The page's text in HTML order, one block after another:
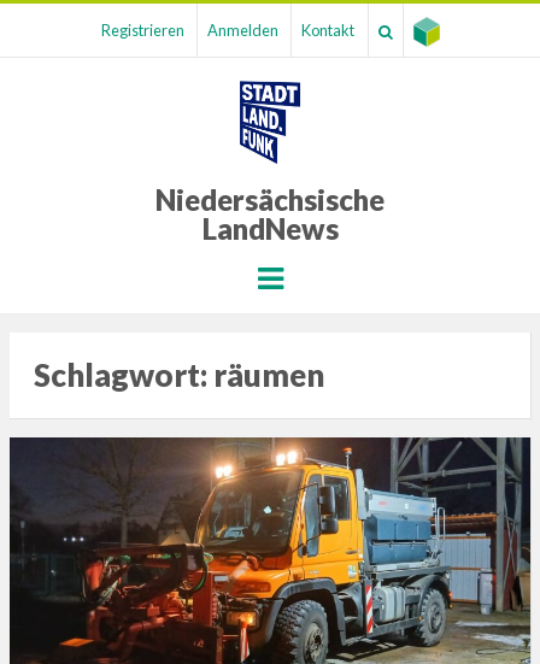
Registrieren Anmelden Kontakt
Niedersächsische
LandNews
Menu
Schlagwort: räumen